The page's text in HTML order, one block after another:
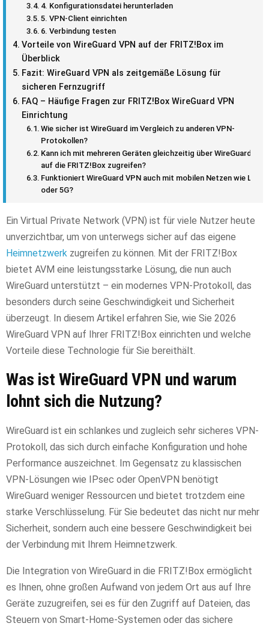
4. Konfigurationsdatei herunterladen
5. VPN-Client einrichten
6. Verbindung testen
Vorteile von WireGuard VPN auf der FRITZ!Box im
Überblick
Fazit: WireGuard VPN als zeitgemäße Lösung für
sicheren Fernzugriff
FAQ – Häufige Fragen zur FRITZ!Box WireGuard VPN
Einrichtung
Wie sicher ist WireGuard im Vergleich zu anderen VPN-
Protokollen?
Kann ich mit mehreren Geräten gleichzeitig über WireGuard
auf die FRITZ!Box zugreifen?
Funktioniert WireGuard VPN auch mit mobilen Netzen wie LTE
oder 5G?
Ein Virtual Private Network (VPN) ist für viele Nutzer heute
unverzichtbar, um von unterwegs sicher auf das eigene
Heimnetzwerk zugreifen zu können. Mit der FRITZ!Box
bietet AVM eine leistungsstarke Lösung, die nun auch
WireGuard unterstützt – ein modernes VPN-Protokoll, das
besonders durch seine Geschwindigkeit und Sicherheit
überzeugt. In diesem Artikel erfahren Sie, wie Sie 2026
WireGuard VPN auf Ihrer FRITZ!Box einrichten und welche
Vorteile diese Technologie für Sie bereithält.
Was ist WireGuard VPN und warum
lohnt sich die Nutzung?
WireGuard ist ein schlankes und zugleich sehr sicheres VPN-
Protokoll, das sich durch einfache Konfiguration und hohe
Performance auszeichnet. Im Gegensatz zu klassischen
VPN-Lösungen wie IPsec oder OpenVPN benötigt
WireGuard weniger Ressourcen und bietet trotzdem eine
starke Verschlüsselung. Für Sie bedeutet das nicht nur mehr
Sicherheit, sondern auch eine bessere Geschwindigkeit bei
der Verbindung mit Ihrem Heimnetzwerk.
Die Integration von WireGuard in die FRITZ!Box ermöglicht
es Ihnen, ohne großen Aufwand von jedem Ort aus auf Ihre
Geräte zuzugreifen, sei es für den Zugriff auf Dateien, das
Steuern von Smart-Home-Systemen oder das sichere